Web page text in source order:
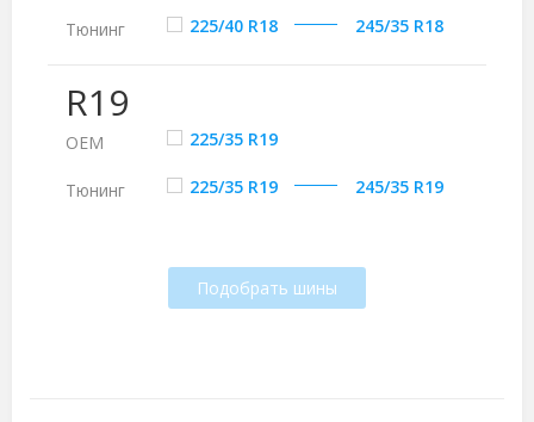
Тюнинг 225/40 R18 245/35 R18
R19
ОЕМ 225/35 R19
Тюнинг 225/35 R19 245/35 R19
Подобрать шины